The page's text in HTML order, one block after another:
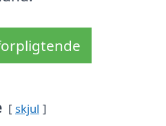
skjul